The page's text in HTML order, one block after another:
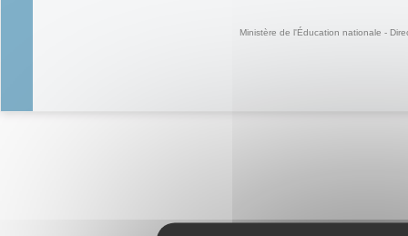
Ministère de l'Éducation nationale -